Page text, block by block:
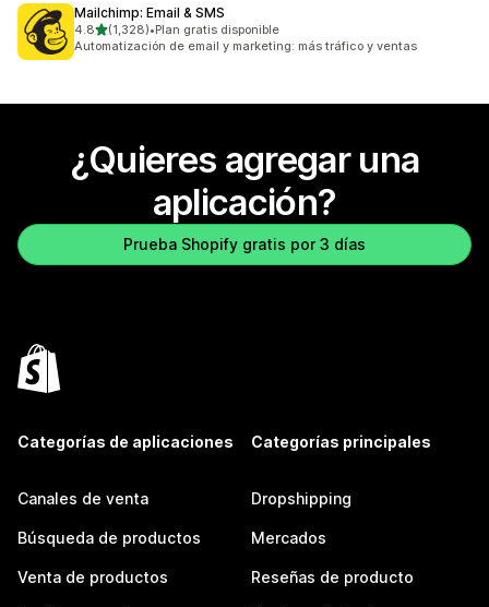
Mailchimp: Email & SMS
4.8de 5 estrellas
(1,328)
1328 reseñas en total
•Plan gratis disponible
Automatización de email y marketing: más tráfico y ventas
¿Quieres agregar una
aplicación?
Prueba Shopify gratis por 3 días
Categorías de aplicaciones
Canales de venta
Búsqueda de productos
Venta de productos
Categorías principales
Dropshipping
Mercados
Reseñas de producto